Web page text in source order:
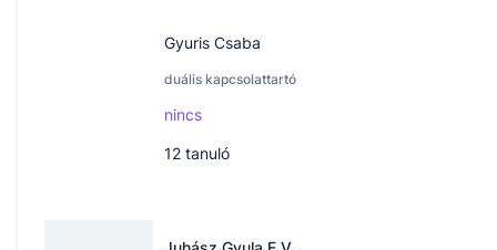
Gyuris Csaba
duális kapcsolattartó
nincs
12tanuló